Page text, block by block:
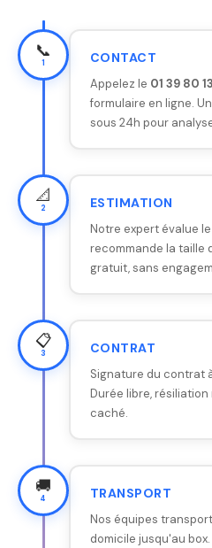
📞
1 CONTACT
Appelez le 01 39 80
formulaire en ligne.
sous 24h pour
📐
2 ESTIMATION
Notre expert évalue
recommande la taille
gratuit, sans
📋
3 CONTRAT
Signature du contrat
Durée libre,
caché.
🚚
4 TRANSPORT
Nos équipes
domicile jusqu'au